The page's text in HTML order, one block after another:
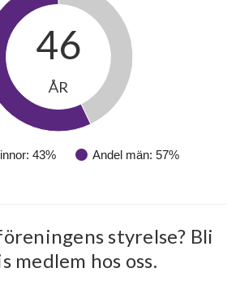
43% Andel män: 57%
46
ÅR
styrelse? Bli
medlem hos oss.